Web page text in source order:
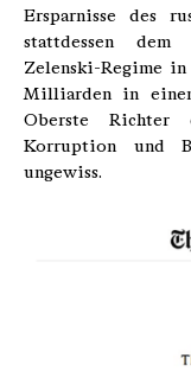
Ersparnisse des
stattdessen dem
Zelenski-Regime
Milliarden in
Oberste Richter
Korruption und
ungewiss.